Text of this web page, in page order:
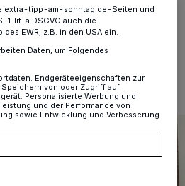
Eine Minute Lesezeit
extra-tipp-am-sonntag.de-Seiten und
1 lit. a DSGVO auch die
EWR, z.B. in den USA ein.
Daten, um Folgendes
Endgeräteeigenschaften zur
von oder Zugriff auf
Personalisierte Werbung und
und der Performance von
sowie Entwicklung und Verbesserung